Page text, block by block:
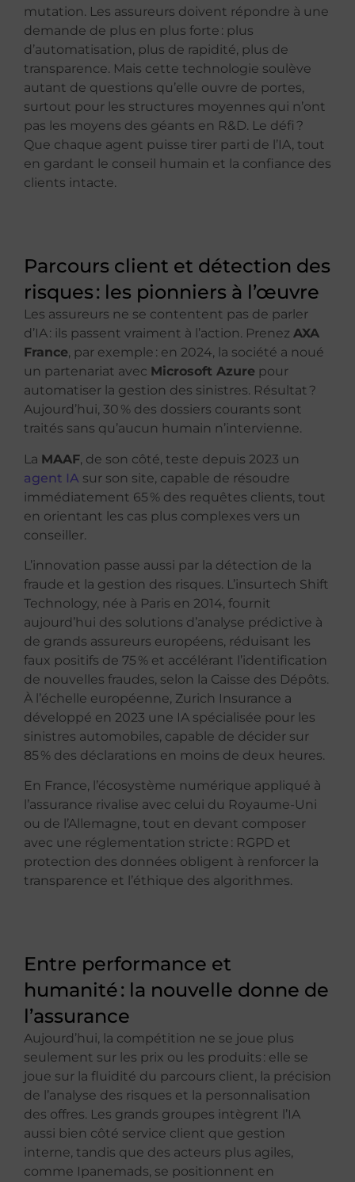
mutation. Les assureurs doivent répondre à une
demande de plus en plus forte : plus
d’automatisation, plus de rapidité, plus de
transparence. Mais cette technologie soulève
autant de questions qu’elle ouvre de portes,
surtout pour les structures moyennes qui n’ont
pas les moyens des géants en R&D. Le défi ?
Que chaque agent puisse tirer parti de l’IA, tout
en gardant le conseil humain et la confiance des
clients intacte.
Parcours client et détection des
risques : les pionniers à l’œuvre
Les assureurs ne se contentent pas de parler
d’IA : ils passent vraiment à l’action. Prenez AXA
France, par exemple : en 2024, la société a noué
un partenariat avec Microsoft Azure pour
automatiser la gestion des sinistres. Résultat ?
Aujourd’hui, 30 % des dossiers courants sont
traités sans qu’aucun humain n’intervienne.
La MAAF, de son côté, teste depuis 2023 un
agent IA sur son site, capable de résoudre
immédiatement 65 % des requêtes clients, tout
en orientant les cas plus complexes vers un
conseiller.
L’innovation passe aussi par la détection de la
fraude et la gestion des risques. L’insurtech Shift
Technology, née à Paris en 2014, fournit
aujourd’hui des solutions d’analyse prédictive à
de grands assureurs européens, réduisant les
faux positifs de 75 % et accélérant l’identification
de nouvelles fraudes, selon la Caisse des Dépôts.
À l’échelle européenne, Zurich Insurance a
développé en 2023 une IA spécialisée pour les
sinistres automobiles, capable de décider sur
85 % des déclarations en moins de deux heures.
En France, l’écosystème numérique appliqué à
l’assurance rivalise avec celui du Royaume-Uni
ou de l’Allemagne, tout en devant composer
avec une réglementation stricte : RGPD et
protection des données obligent à renforcer la
transparence et l’éthique des algorithmes.
Entre performance et
humanité : la nouvelle donne de
l’assurance
Aujourd’hui, la compétition ne se joue plus
seulement sur les prix ou les produits : elle se
joue sur la fluidité du parcours client, la précision
de l’analyse des risques et la personnalisation
des offres. Les grands groupes intègrent l’IA
aussi bien côté service client que gestion
interne, tandis que des acteurs plus agiles,
comme Ipanemads, se positionnent en